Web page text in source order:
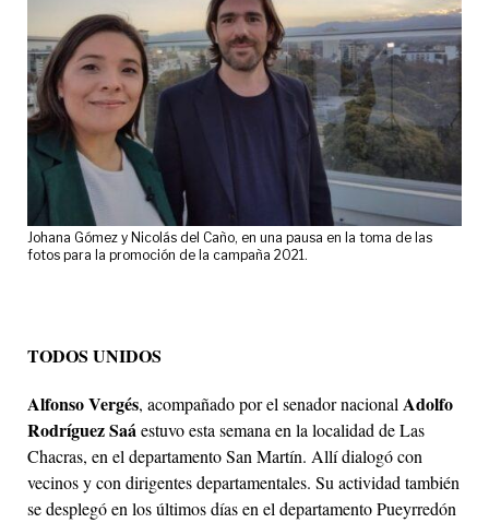
Johana Gómez y Nicolás del Caño, en una pausa en la toma de las
fotos para la promoción de la campaña 2021.
TODOS UNIDOS
Alfonso Vergés, acompañado por el senador nacional Adolfo
Rodríguez Saáestuvo esta semana en la localidad de Las
Chacras, en el departamento San Martín. Allí dialogó con
vecinos y con dirigentes departamentales. Su actividad también
se desplegó en los últimos días en el departamento Pueyrredón